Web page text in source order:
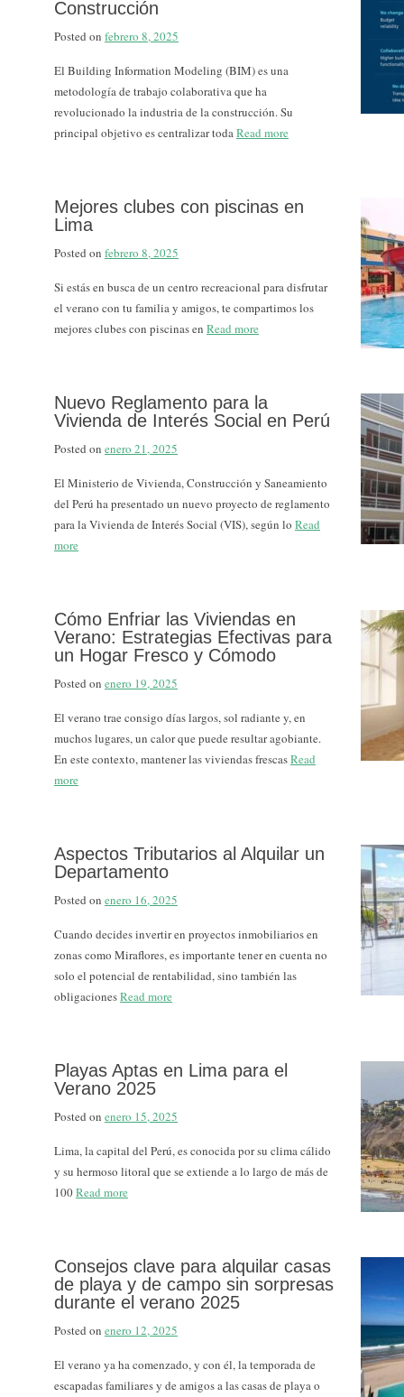
Construcción
Posted on febrero 8, 2025
El Building Information Modeling (BIM) es una
metodología de trabajo colaborativa que ha
revolucionado la industria de la construcción. Su
principal objetivo es centralizar todaRead more
Mejores clubes con piscinas en
Lima
Posted on febrero 8, 2025
Si estás en busca de un centro recreacional para disfrutar
el verano con tu familia y amigos, te compartimos los
mejores clubes con piscinas en Read more
Nuevo Reglamento para la
Vivienda de Interés Social en Perú
Posted on enero 21, 2025
El Ministerio de Vivienda, Construcción y Saneamiento
del Perú ha presentado un nuevo proyecto de reglamento
para la Vivienda de Interés Social (VIS), según lo Read
more
Cómo Enfriar las Viviendas en
Verano: Estrategias Efectivas para
un Hogar Fresco y Cómodo
Posted on enero 19, 2025
El verano trae consigo días largos, sol radiante y, en
muchos lugares, un calor que puede resultar agobiante.
En este contexto, mantener las viviendas frescasRead
more
Aspectos Tributarios al Alquilar un
Departamento
Posted on enero 16, 2025
Cuando decides invertir en proyectos inmobiliarios en
zonas como Miraflores, es importante tener en cuenta no
solo el potencial de rentabilidad, sino también las
obligacionesRead more
Playas Aptas en Lima para el
Verano 2025
Posted on enero 15, 2025
Lima, la capital del Perú, es conocida por su clima cálido
y su hermoso litoral que se extiende a lo largo de más de
100Read more
Consejos clave para alquilar casas
de playa y de campo sin sorpresas
durante el verano 2025
Posted on enero 12, 2025
El verano ya ha comenzado, y con él, la temporada de
escapadas familiares y de amigos a las casas de playa o